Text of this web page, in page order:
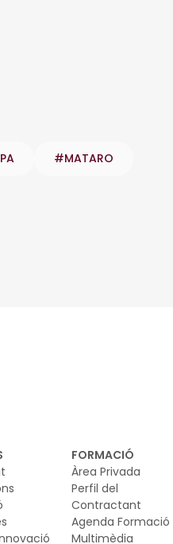
#MATARO
FORMACIÓ
Àrea Privada
Perfil del
Contractant
Agenda Formació
Multimèdia